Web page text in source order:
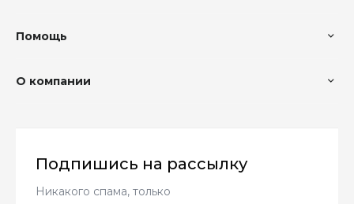
Помощь
О компании
Подпишись на рассылку
Никакого спама, только